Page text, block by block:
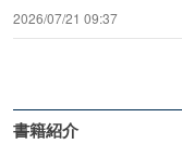
2026/07/21 09:37
書籍紹介